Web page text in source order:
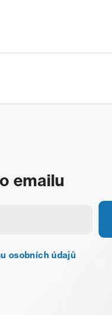
emailu
osobních údajů